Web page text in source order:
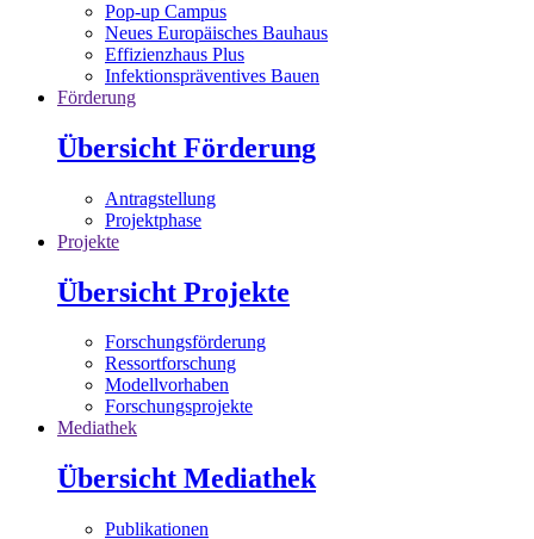
Pop-up Campus
Neues Europäisches Bauhaus
Effizienzhaus Plus
Infektionspräventives Bauen
Förderung
Übersicht Förderung
Antragstellung
Projektphase
Projekte
Übersicht Projekte
Forschungsförderung
Ressortforschung
Modellvorhaben
Forschungsprojekte
Mediathek
Übersicht Mediathek
Publikationen